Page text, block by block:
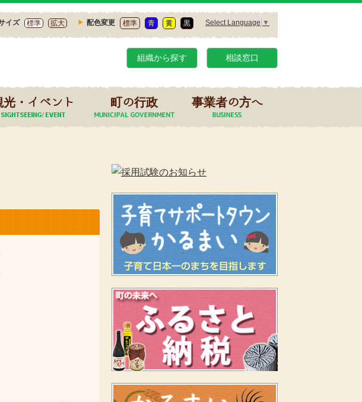
イズ 標準 拡大 配色変更 標準 青 黄 黒 Select Language ▼
組織から探す 相談窓口
光・イベント 町の行政 事業者の方へ